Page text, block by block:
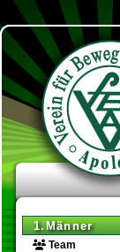
1.Männer
Team